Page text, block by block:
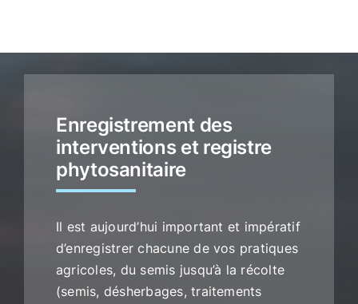
Enregistrement des
interventions et registre
phytosanitaire
Il est aujourd’hui important et impératif
d’enregistrer chacune de vos pratiques
agricoles, du semis jusqu’à la récolte
(semis, désherbages, traitements